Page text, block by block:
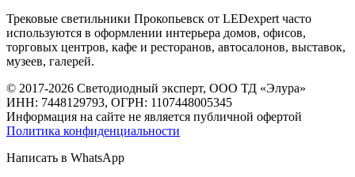
Трековые светильники Прокопьевск от LEDexpert часто
используются в оформлении интерьера домов, офисов,
торговых центров, кафе и ресторанов, автосалонов, выставок,
музеев, галерей.
© 2017-2026 Светодиодный эксперт, ООО ТД «Элура»
ИНН: 7448129793, ОГРН: 1107448005345
Информация на сайте не является публичной офертой
Политика конфиденциальности
Написать в WhatsApp